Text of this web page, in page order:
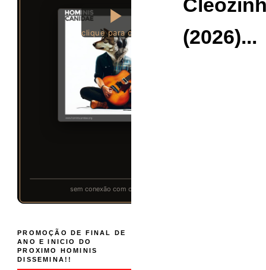
(2026)...
PROMOÇÃO DE FINAL DE
ANO E INICIO DO
PROXIMO HOMINIS
DISSEMINA!!